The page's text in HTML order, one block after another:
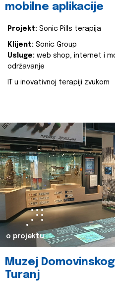
mobilne aplikacije
Projekt: Sonic Pills terapija
Klijent: Sonic Group
Usluge: web shop, internet i
održavanje
IT u inovativnoj terapiji zvukom
o projektu
Muzej
Turanj